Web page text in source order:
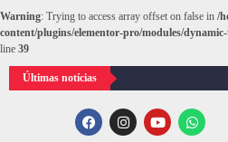
Warning: Trying to access array offset on false in /
content/plugins/elementor-pro/modules/
line 39
Últimas notícias